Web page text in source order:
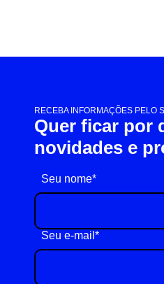
RECEBA INFORMAÇÕES PELO
Quer ficar por
novidades e
Seu nome*
Seu e-mail*